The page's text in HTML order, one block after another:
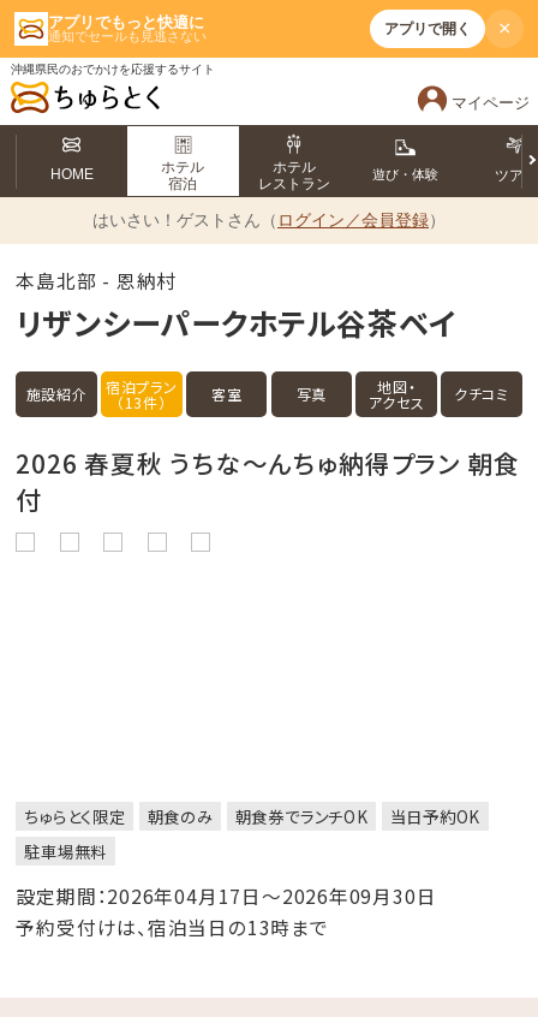
アプリでもっと快適に
通知でセールも見逃さない アプリで開く ×
沖縄県民のおでかけを応援するサイト
マイページ
HOME
ホテル
宿泊
ホテル
レストラン
遊び・体験 ツアー
はいさい！ ゲストさん（ ログイン／会員登録）
本島北部 - 恩納村
リザンシーパークホテル谷茶ベイ
施設紹介 宿泊プラン
（13件） 客室 写真 地図・
アクセス クチコミ
2026 春夏秋 うちな～んちゅ納得プラン 朝食
付
ちゅらとく限定 朝食のみ 朝食券でランチOK
当日予約OK
駐車場無料
設定期間：2026年04月17日～2026年09月30日
予約受付けは、宿泊当日の13時まで